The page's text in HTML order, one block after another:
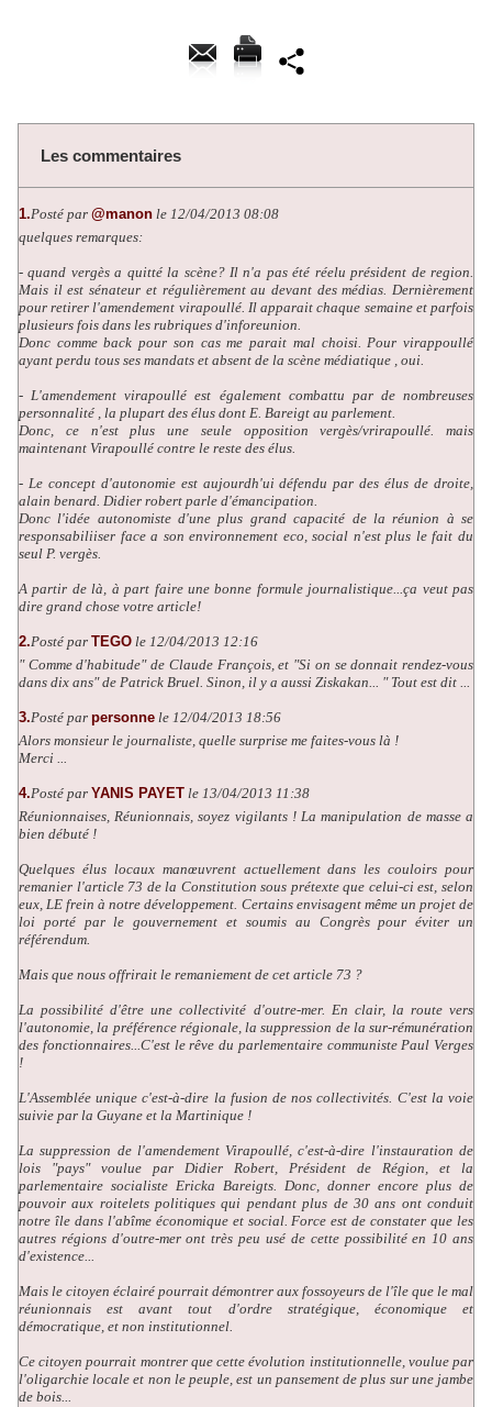
Les commentaires
1.Posté par @manon le 12/04/2013 08:08
quelques remarques:
- quand vergès a quitté la scène? Il n'a pas été réelu président de region.
Mais il est sénateur et régulièrement au devant des médias. Dernièrement
pour retirer l'amendement virapoullé. Il apparait chaque semaine et parfois
plusieurs fois dans les rubriques d'inforeunion.
Donc comme back pour son cas me parait mal choisi. Pour virappoullé
ayant perdu tous ses mandats et absent de la scène médiatique , oui.
- L'amendement virapoullé est également combattu par de nombreuses
personnalité , la plupart des élus dont E. Bareigt au parlement.
Donc, ce n'est plus une seule opposition vergès/vrirapoullé. mais
maintenant Virapoullé contre le reste des élus.
- Le concept d'autonomie est aujourdh'ui défendu par des élus de droite,
alain benard. Didier robert parle d'émancipation.
Donc l'idée autonomiste d'une plus grand capacité de la réunion à se
responsabiliiser face a son environnement eco, social n'est plus le fait du
seul P. vergès.
A partir de là, à part faire une bonne formule journalistique...ça veut pas
dire grand chose votre article!
2.Posté par TEGO le 12/04/2013 12:16
" Comme d'habitude" de Claude François, et "Si on se donnait rendez-vous
dans dix ans" de Patrick Bruel. Sinon, il y a aussi Ziskakan... " Tout est dit ...
3.Posté par personne le 12/04/2013 18:56
Alors monsieur le journaliste, quelle surprise me faites-vous là !
Merci ...
4.Posté par YANIS PAYET le 13/04/2013 11:38
Réunionnaises, Réunionnais, soyez vigilants ! La manipulation de masse a
bien débuté !
Quelques élus locaux manœuvrent actuellement dans les couloirs pour
remanier l'article 73 de la Constitution sous prétexte que celui-ci est, selon
eux, LE frein à notre développement. Certains envisagent même un projet de
loi porté par le gouvernement et soumis au Congrès pour éviter un
référendum.
Mais que nous offrirait le remaniement de cet article 73 ?
La possibilité d'être une collectivité d'outre-mer. En clair, la route vers
l'autonomie, la préférence régionale, la suppression de la sur-rémunération
des fonctionnaires...C'est le rêve du parlementaire communiste Paul Verges
!
L'Assemblée unique c'est-à-dire la fusion de nos collectivités. C'est la voie
suivie par la Guyane et la Martinique !
La suppression de l'amendement Virapoullé, c'est-à-dire l'instauration de
lois "pays" voulue par Didier Robert, Président de Région, et la
parlementaire socialiste Ericka Bareigts. Donc, donner encore plus de
pouvoir aux roitelets politiques qui pendant plus de 30 ans ont conduit
notre île dans l'abîme économique et social. Force est de constater que les
autres régions d'outre-mer ont très peu usé de cette possibilité en 10 ans
d'existence...
Mais le citoyen éclairé pourrait démontrer aux fossoyeurs de l'île que le mal
réunionnais est avant tout d'ordre stratégique, économique et
démocratique, et non institutionnel.
Ce citoyen pourrait montrer que cette évolution institutionnelle, voulue par
l'oligarchie locale et non le peuple, est un pansement de plus sur une jambe
de bois...